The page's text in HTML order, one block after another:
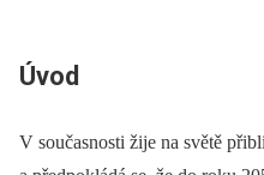
Úvod
V současnosti žije na světě